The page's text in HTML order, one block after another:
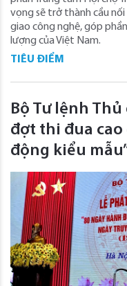
vọng sẽ trở thành cầu
giao công nghệ, góp
lượng của Việt Nam.
TIÊU ĐIỂM
Bộ Tư lệnh
đợt thi đua cao
động kiểu